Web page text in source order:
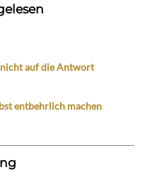
nicht auf die Antwort
entbehrlich machen